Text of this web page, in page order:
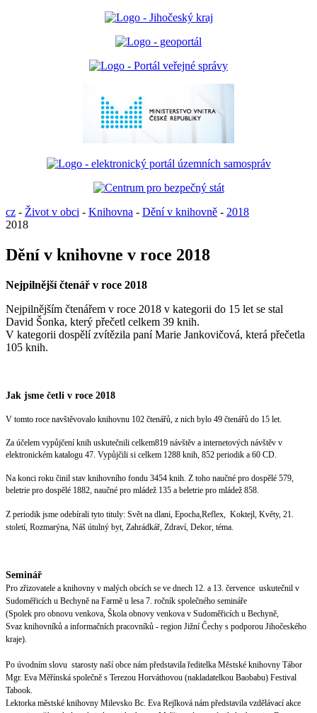
cz - Život v obci - Knihovna - Dění v knihovně - 2018
2018
Dění v knihovne v roce 2018
Nejpilnější čtenář v roce 2018
Nejpilnějším čtenářem v roce 2018 v kategorii do 15 let se stal
David Šonka, který přečetl celkem 39 knih.
V kategorii dospělí zvítězila paní Marie Jankovičová, která přečetla
105 knih.
Jak jsme četli v roce 2018
V tomto roce navštěvovalo knihovnu 102 čtenářů, z nich bylo 49 čtenářů do 15 let.
Za účelem vypůjčení knih uskutečnili celkem819 návštěv a internetových návštěv v
elektronickém katalogu 47. Vypůjčili si celkem 1288 knih, 852 periodik a 60 CD.
Na konci roku činil stav knihovního fondu 3454 knih. Z toho naučné pro dospělé 579,
beletrie pro dospělé 1882, naučné pro mládež 135 a beletrie pro mládež 858.
Z periodik jsme odebírali tyto tituly: Svět na dlani, Epocha,Reflex, Koktejl, Květy, 21.
století, Rozmarýna, Náš útulný byt, Zahrádkář, Zdraví, Dekor, téma.
Seminář
Pro zřizovatele a knihovny v malých obcích se ve dnech 12. a 13. července uskutečnil v
Sudoměřicích u Bechyně na Farmě u lesa 7. ročník společného semináře
(Spolek pro obnovu venkova, Škola obnovy venkova v Sudoměřicích u Bechyně,
Svaz knihovníků a informačních pracovníků - region Jižní Čechy s podporou Jihočeského
kraje).
Po úvodním slovu starosty naší obce nám představila ředitelka Městské knihovny Tábor
Mgr. Eva Měřínská společně s Terezou Horváthovou (nakladatelkou Baobabu) Festival
Tabook.
Lektorka městské knihovny Milevsko Bc. Eva Rejlková nám představila vzdělávací akce